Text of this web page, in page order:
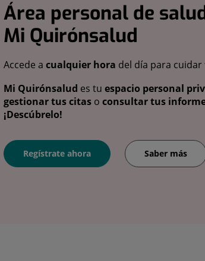
Área personal de
Mi Quirónsalud
Accede a cualquier hora del día para cuidar
Mi Quirónsalud es tu espacio personal
gestionar tus citas o consultar tus
¡Descúbrelo!
Regístrate ahora Saber más